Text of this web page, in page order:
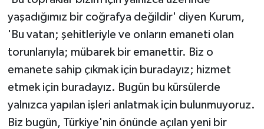
yaşadığımız bir coğrafya değildir' diyen Kurum,
'Bu vatan; şehitleriyle ve onların emaneti olan
torunlarıyla; mübarek bir emanettir. Biz o
emanete sahip çıkmak için buradayız; hizmet
etmek için buradayız. Bugün bu kürsülerde
yalnızca yapılan işleri anlatmak için bulunmuyoruz.
Biz bugün, Türkiye'nin önünde açılan yeni bir